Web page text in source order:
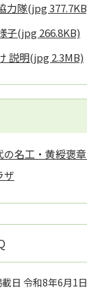
力隊(jpg
子(jpg 266.8KB)
説明(jpg 2.3MB)
名工・黄綬褒章
ザ
載日 令和8年6月1日